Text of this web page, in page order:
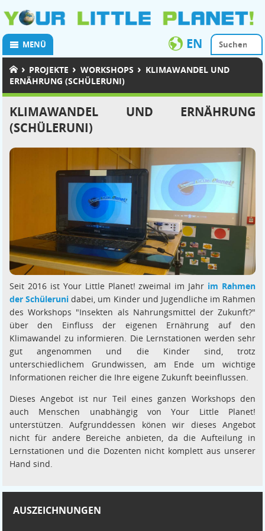
MENÜ EN
› PROJEKTE › WORKSHOPS › KLIMAWANDEL UND
ERNÄHRUNG (SCHÜLERUNI)
KLIMAWANDEL UND ERNÄHRUNG
(SCHÜLERUNI)
Seit 2016 ist Your Little Planet! zweimal im Jahr im Rahmen
der Schüleruni dabei, um Kinder und Jugendliche im Rahmen
des Workshops "Insekten als Nahrungsmittel der Zukunft?"
über den Einfluss der eigenen Ernährung auf den
Klimawandel zu informieren. Die Lernstationen werden sehr
gut angenommen und die Kinder sind, trotz
unterschiedlichem Grundwissen, am Ende um wichtige
Informationen reicher die Ihre eigene Zukunft beeinflussen.
Dieses Angebot ist nur Teil eines ganzen Workshops den
auch Menschen unabhängig von Your Little Planet!
unterstützen. Aufgrunddessen könen wir dieses Angebot
nicht für andere Bereiche anbieten, da die Aufteilung in
Lernstationen und die Dozenten nicht komplett aus unserer
Hand sind.
AUSZEICHNUNGEN